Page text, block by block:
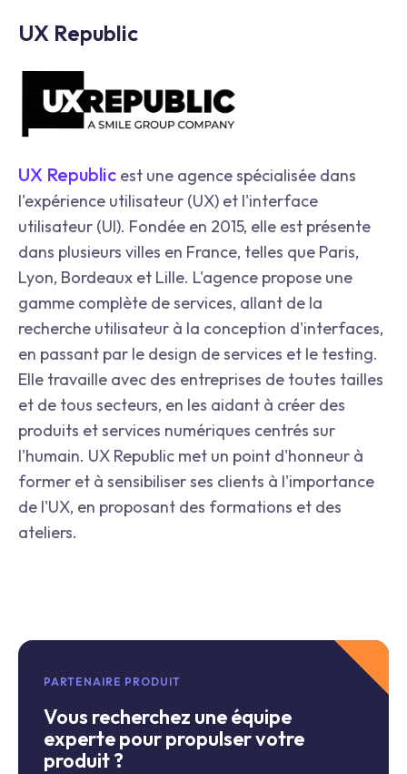
UX Republic
UX Republic est une agence spécialisée dans
l'expérience utilisateur (UX) et l'interface
utilisateur (UI). Fondée en 2015, elle est présente
dans plusieurs villes en France, telles que Paris,
Lyon, Bordeaux et Lille. L'agence propose une
gamme complète de services, allant de la
recherche utilisateur à la conception d'interfaces,
en passant par le design de services et le testing.
Elle travaille avec des entreprises de toutes tailles
et de tous secteurs, en les aidant à créer des
produits et services numériques centrés sur
l'humain. UX Republic met un point d'honneur à
former et à sensibiliser ses clients à l'importance
de l'UX, en proposant des formations et des
ateliers.
PARTENAIRE PRODUIT
Vous recherchez une équipe
experte pour propulser votre
produit ?